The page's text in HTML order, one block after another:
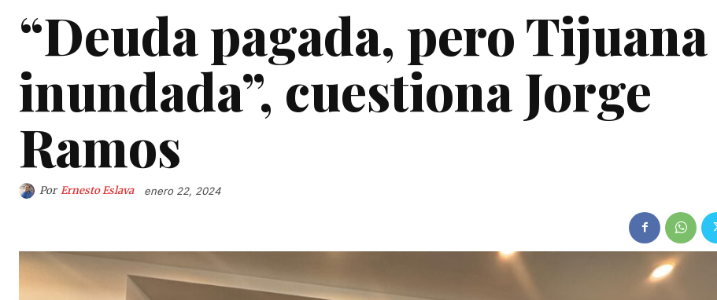
“Deuda pagada, pero Tijuana
inundada”, cuestiona Jorge
Ramos
Por Ernesto Eslava enero 22, 2024